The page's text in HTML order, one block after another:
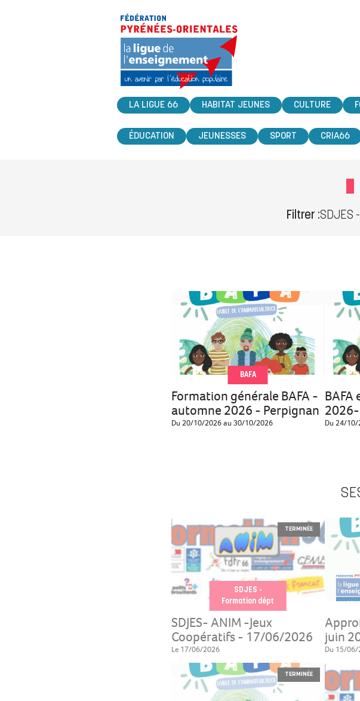
LA LIGUE 66 HABITAT JEUNES CULTURE
ÉDUCATION JEUNESSES SPORT CRIA66
Filtrer :SDJES
BAFA
Formation générale BAFA -
automne 2026 - Perpignan
Du 20/10/2026 au 30/10/2026
BAFA
Du 24/
SDJES -
Formation dépt
TERMINÉE
SDJES- ANIM -Jeux
Coopératifs - 17/06/2026
Le 17/06/2026
juin
Du 15/
TERMINÉE